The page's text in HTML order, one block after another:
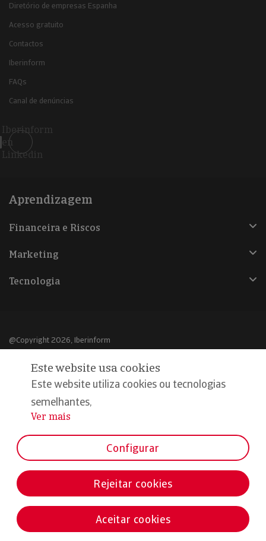
Diretório de empresas Espanha
Acesso gratuito
Contactos
Iberinform
FAQs
Canal de denúncias
Iberinform
en
Linkedin
Aprendizagem
Financeira e Riscos
Marketing
Tecnologia
@Copyright 2026, Iberinform
Aviso legal
Política de cookies
Declaração de privacidade
Este website usa cookies
Este website utiliza cookies ou tecnologias
semelhantes,
...
Ver mais
Configurar
Rejeitar cookies
Aceitar cookies